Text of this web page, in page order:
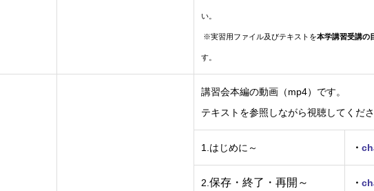
い。
※実習用ファイル及びテキストを本学講習受講の
す。
講習会本編の動画（mp4）です。
テキストを参照しながら視聴して
1.はじめに～ ・
2.保存・終了・再開～ ・